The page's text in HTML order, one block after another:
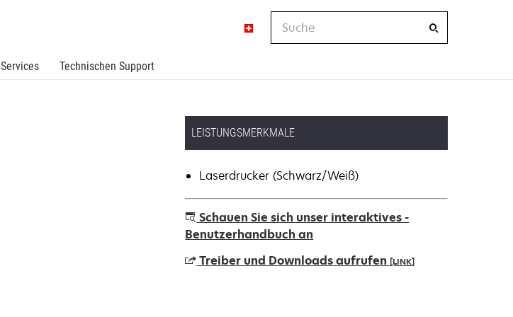
Services Technischen Support
Suche
LEISTUNGSMERKMALE
Laserdrucker (Schwarz/Weiß)
Schauen Sie sich unser interaktives -
Benutzerhandbuch an
Treiber und Downloads aufrufen [LINK]